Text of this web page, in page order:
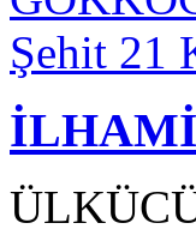
İLHAMİ